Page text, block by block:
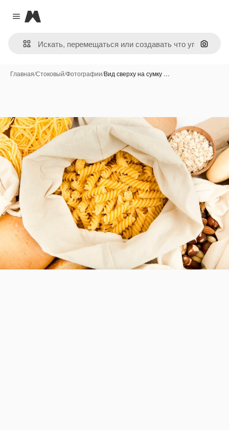
Close menu
Magnific
Поиск
Главная/Стоковый/Фотографии/Вид сверху на сумку …